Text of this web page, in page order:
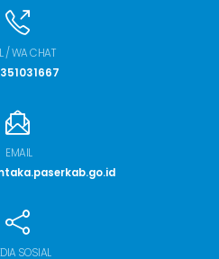
/ WA CHAT
EMAIL
SOSIAL